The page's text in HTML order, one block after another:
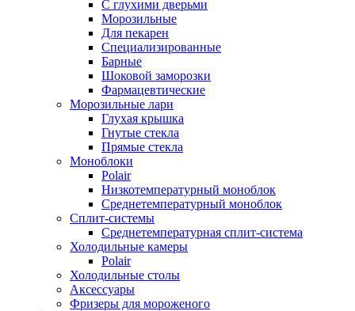
С глухими дверьми
Морозильные
Для пекарен
Специализированные
Барные
Шоковой заморозки
Фармацевтические
Морозильные лари
Глухая крышка
Гнутые стекла
Прямые стекла
Моноблоки
Polair
Низкотемпературный моноблок
Среднетемпературный моноблок
Сплит-системы
Среднетемпературная сплит-система
Холодильные камеры
Polair
Холодильные столы
Аксессуары
Фризеры для мороженого